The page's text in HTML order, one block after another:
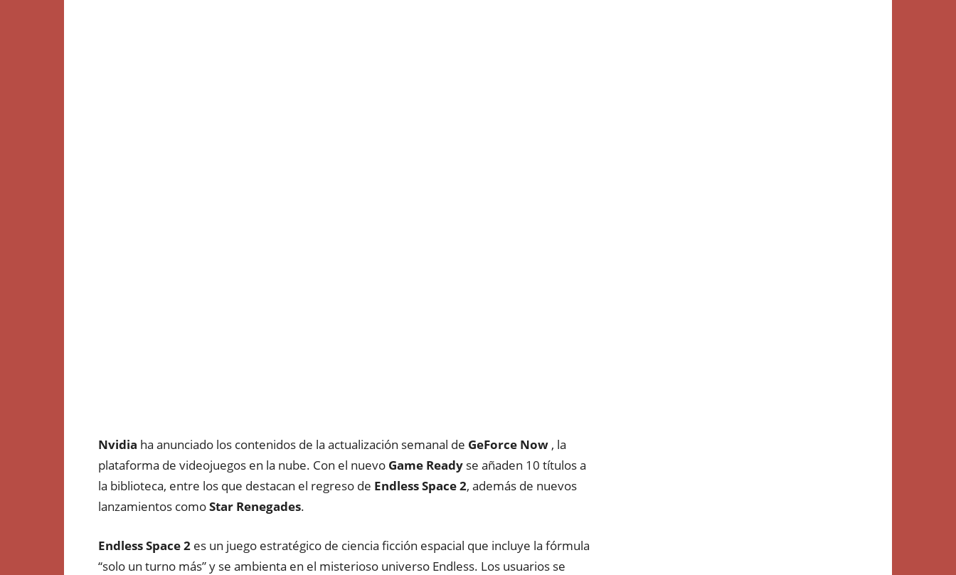
Nvidia ha anunciado los contenidos de la actualización semanal de GeForce Now , la
plataforma de videojuegos en la nube. Con el nuevo Game Ready se añaden 10 títulos a
la biblioteca, entre los que destacan el regreso de Endless Space 2, además de nuevos
lanzamientos comoStar Renegades.
Endless Space 2 es un juego estratégico de ciencia ficción espacial que incluye la fórmula
“solo un turno más” y se ambienta en el misterioso universo Endless. Los usuarios se